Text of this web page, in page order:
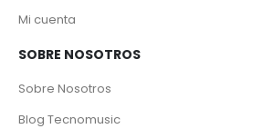
Mi cuenta
SOBRE NOSOTROS
Sobre Nosotros
Blog Tecnomusic